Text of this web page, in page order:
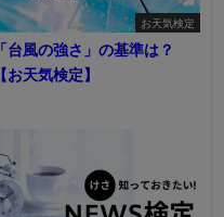
お天気検定
「台風の強さ」の基準は？
【お天気検定】